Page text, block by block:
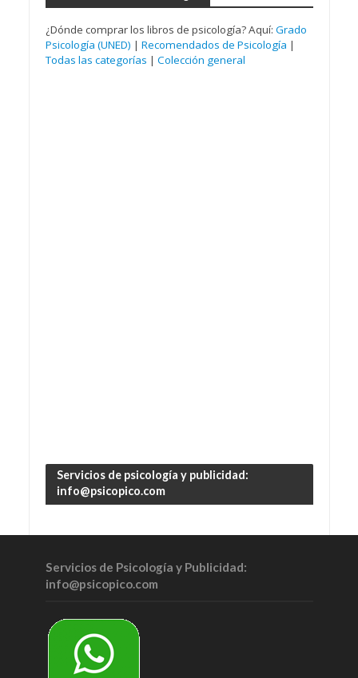
¿Dónde comprar los libros de psicología? Aquí: Grado
Psicología (UNED) | Recomendados de Psicología |
Todas las categorías | Colección general
Servicios de psicología y publicidad:
info@psicopico.com
Servicios de Psicología y Publicidad:
info@psicopico.com